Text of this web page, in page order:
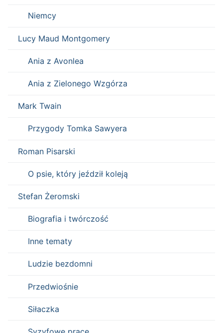
Niemcy
Lucy Maud Montgomery
Ania z Avonlea
Ania z Zielonego Wzgórza
Mark Twain
Przygody Tomka Sawyera
Roman Pisarski
O psie, który jeździł koleją
Stefan Żeromski
Biografia i twórczość
Inne tematy
Ludzie bezdomni
Przedwiośnie
Siłaczka